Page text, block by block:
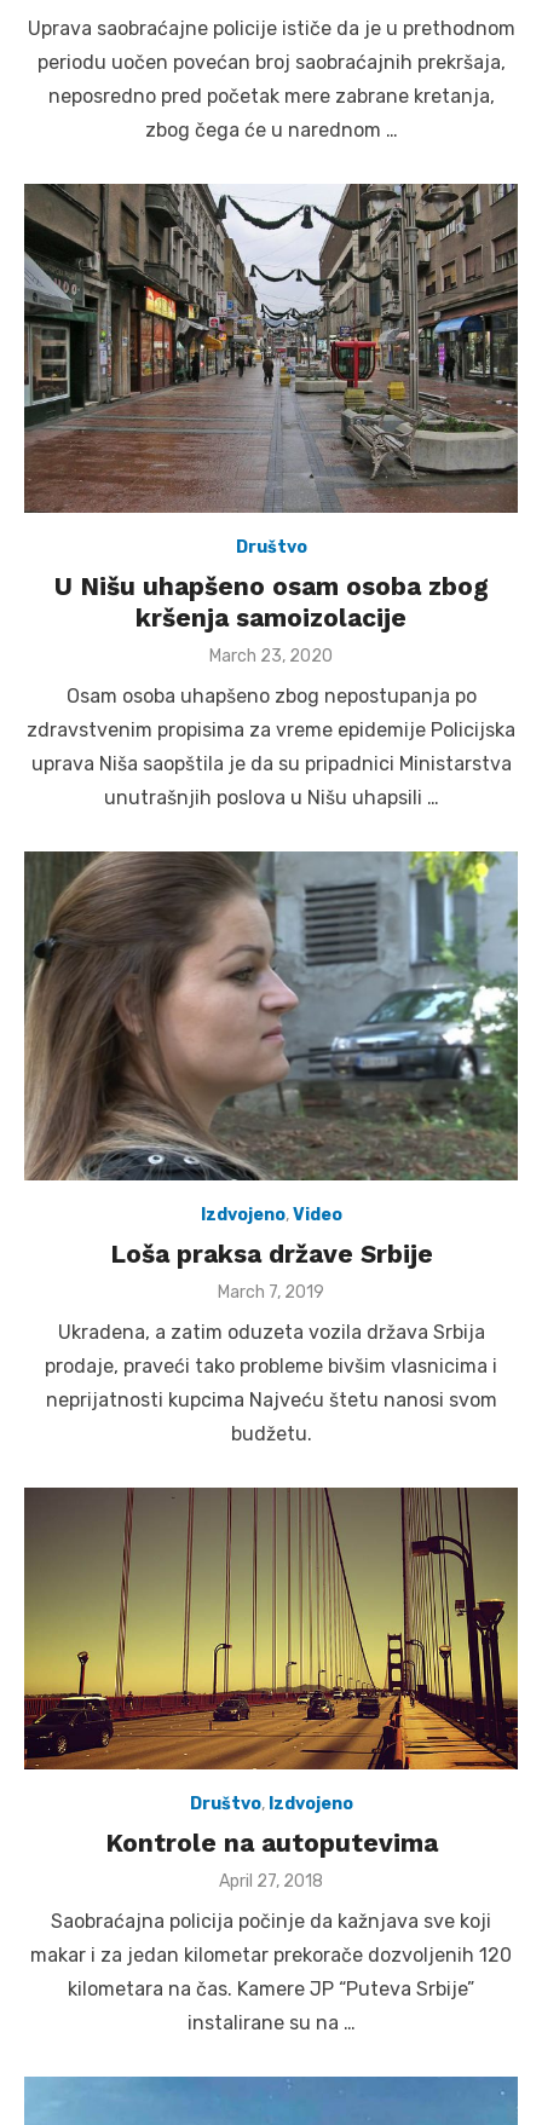
Uprava saobraćajne policije ističe da je u prethodnom
periodu uočen povećan broj saobraćajnih prekršaja,
neposredno pred početak mere zabrane kretanja,
zbog čega će u narednom …
Društvo
U Nišu uhapšeno osam osoba zbog
kršenja samoizolacije
Posted
March 23, 2020
Osam osoba uhapšeno zbog nepostupanja po
zdravstvenim propisima za vreme epidemije Policijska
uprava Niša saopštila je da su pripadnici Ministarstva
unutrašnjih poslova u Nišu uhapsili …
Izdvojeno,Video
Loša praksa države Srbije
Posted
March 7, 2019
Ukradena, a zatim oduzeta vozila država Srbija
prodaje, praveći tako probleme bivšim vlasnicima i
neprijatnosti kupcima Najveću štetu nanosi svom
budžetu.
Društvo, Izdvojeno
Kontrole na autoputevima
Posted
April 27, 2018
Saobraćajna policija počinje da kažnjava sve koji
makar i za jedan kilometar prekorače dozvoljenih 120
kilometara na čas. Kamere JP “Puteva Srbije”
instalirane su na …